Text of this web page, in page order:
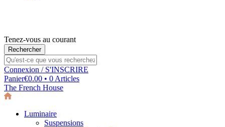
Tenez-vous au courant
Connexion / S'INSCRIRE
Panier€0.00 • 0 Articles
The French House
Luminaire
Suspensions